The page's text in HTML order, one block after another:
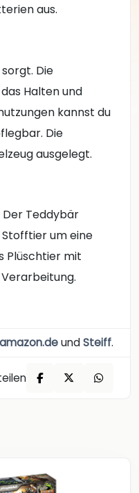
aus.
Die
Halten und
kannst du
Die
ausgelegt.
Teddybär
Stofftier um eine
Plüschtier mit
amazon.deundSteiff.